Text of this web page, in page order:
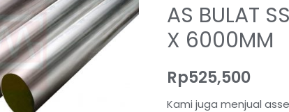
AS BULAT
X 6000MM
Rp525,500
Kami juga menjual